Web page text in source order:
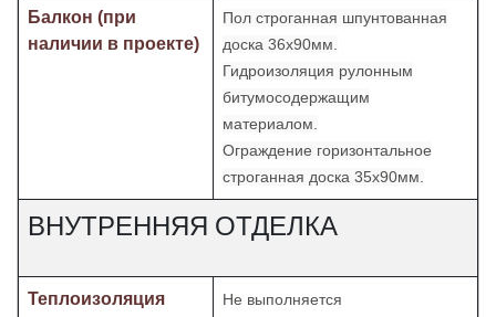
Балкон (при
наличии в проекте)
Пол строганная шпунтованная
доска 36х90мм.
Гидроизоляция рулонным
битумосодержащим
материалом.
Ограждение горизонтальное
строганная доска 35х90мм.
ВНУТРЕННЯЯ ОТДЕЛКА
Теплоизоляция Не выполняется